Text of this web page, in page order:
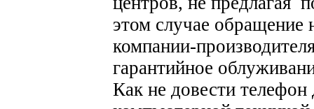
этом случае обращение
компании-
гарантийное
Как не довести